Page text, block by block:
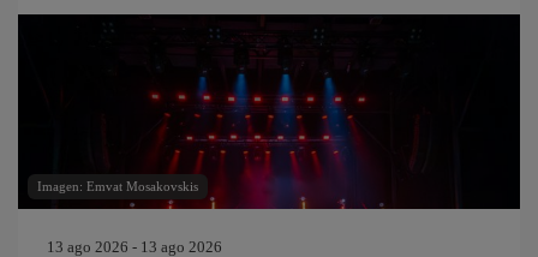
Imagen: Emvat Mosakovskis
13 ago 2026 - 13 ago 2026